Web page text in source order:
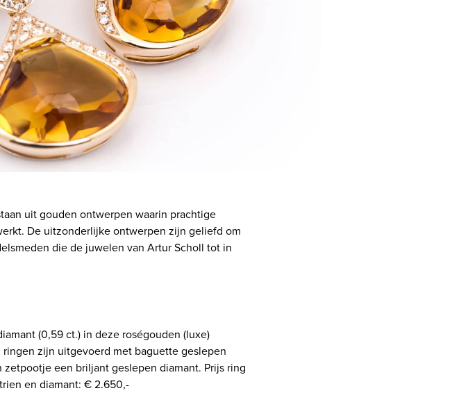
uit gouden ontwerpen waarin prachtige
De uitzonderlijke ontwerpen zijn geliefd om
die de juwelen van Artur Scholl tot in
(0,59 ct.) in deze roségouden (luxe)
zijn uitgevoerd met baguette geslepen
een briljant geslepen diamant. Prijs ring
en diamant: € 2.650,-